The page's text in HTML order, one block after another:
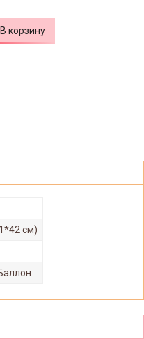
В корзину
см)